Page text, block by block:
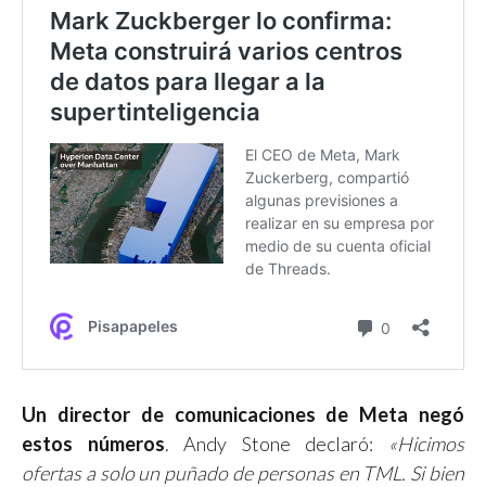
Un director de comunicaciones de Meta negó
estos números. Andy Stone declaró: «Hicimos
ofertas a solo un puñado de personas en TML. Si bien